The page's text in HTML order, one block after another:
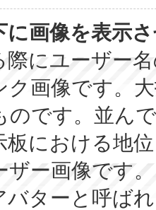
に画像を表示
際にユーザー
ク画像です。
のです。並ん
板における地
ザー画像です
バターと呼ば